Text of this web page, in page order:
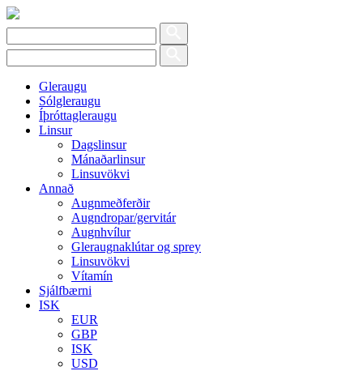
Gleraugu
Sólgleraugu
Íþróttagleraugu
Linsur
Dagslinsur
Mánaðarlinsur
Linsuvökvi
Annað
Augnmeðferðir
Augndropar/gervitár
Augnhvílur
Gleraugnaklútar og sprey
Linsuvökvi
Vítamín
Sjálfbærni
ISK
EUR
GBP
ISK
USD